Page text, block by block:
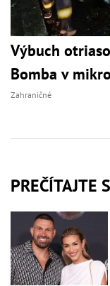
Výbuch
Bomba v
Zahraničné
PREČÍTAJTE